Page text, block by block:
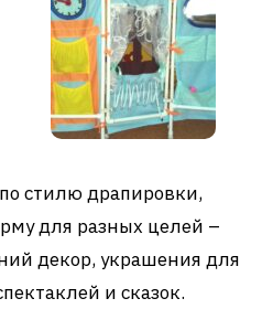
стилю драпировки,
для разных целей –
декор, украшения для
и сказок.